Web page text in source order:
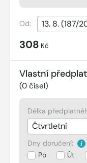
Od:
308 Kč
Vlastní
(0 čísel)
Délka
Dny doručení:
Po
Út